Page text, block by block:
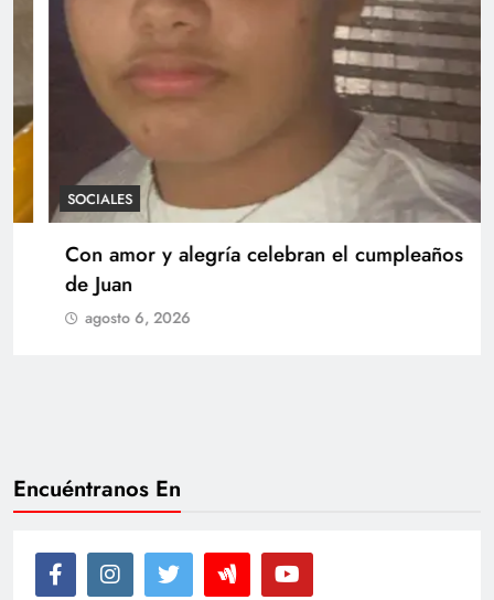
SOCIALES
Con amor y alegría celebran el cumpleaños
de Juan
agosto 6, 2026
Encuéntranos En